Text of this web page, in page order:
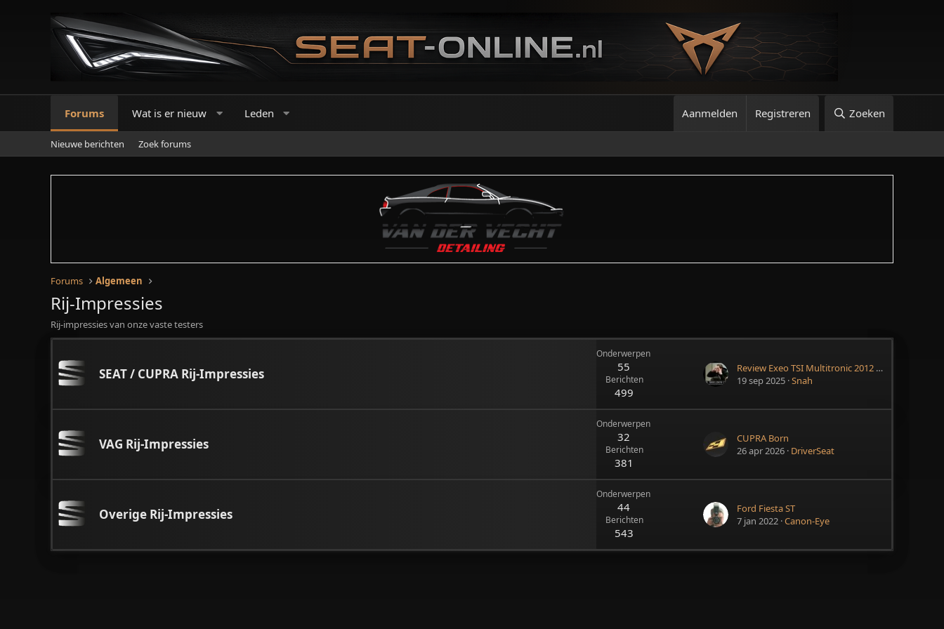
Forums Wat is er nieuw Leden Aanmelden Registreren Zoeken
Nieuwe berichten Zoek forums
Forums Algemeen
Rij-Impressies
Rij-impressies van onze vaste testers
SEAT / CUPRA Rij-Impressies
Onderwerpen
55
Berichten
499
Review Exeo TSI Multitronic 2012 (Autoweek)
19 sep 2025 Snah
VAG Rij-Impressies
Onderwerpen
32
Berichten
381
CUPRA Born
26 apr 2026 DriverSeat
Overige Rij-Impressies
Onderwerpen
44
Berichten
543
Ford Fiesta ST
7 jan 2022 Canon-Eye